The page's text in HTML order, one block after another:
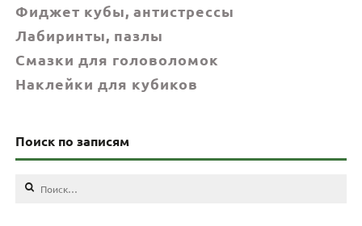
Фиджет кубы, антистрессы
Лабиринты, пазлы
Смазки для головоломок
Наклейки для кубиков
Поиск по записям
Найти: